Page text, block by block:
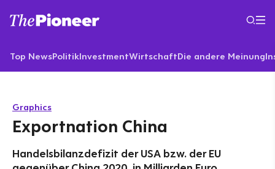
Top NewsPolitikInvestmentWirtschaftDie andere Meinung
Graphics
Exportnation China
Handelsbilanzdefizit der USA bzw. der EU